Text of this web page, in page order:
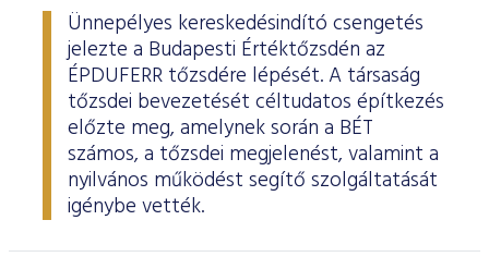
Ünnepélyes kereskedésindító csengetés
jelezte a Budapesti Értéktőzsdén az
ÉPDUFERR tőzsdére lépését. A társaság
tőzsdei bevezetését céltudatos építkezés
előzte meg, amelynek során a BÉT
számos, a tőzsdei megjelenést, valamint a
nyilvános működést segítő szolgáltatását
igénybe vették.